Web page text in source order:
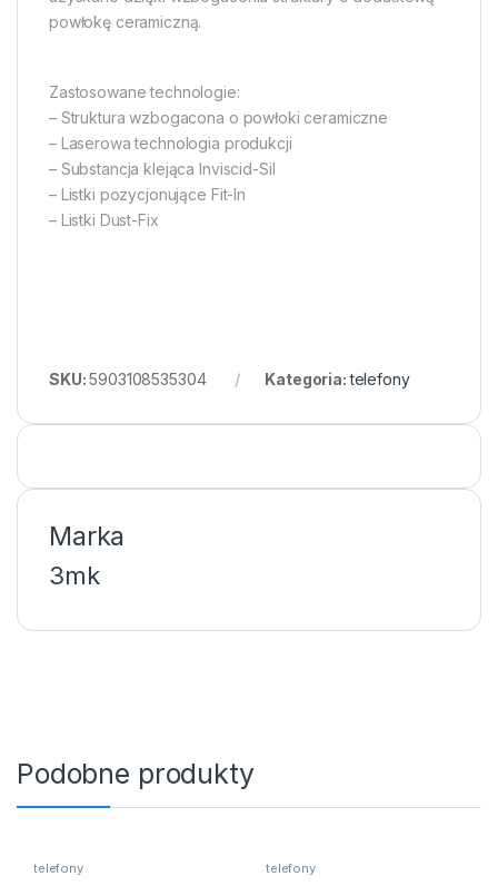
powłokę ceramiczną.
Zastosowane technologie:
– Struktura wzbogacona o powłoki ceramiczne
– Laserowa technologia produkcji
– Substancja klejąca Inviscid-Sil
– Listki pozycjonujące Fit-In
– Listki Dust-Fix
SKU:5903108535304 Kategoria:telefony
Marka
3mk
Podobne produkty
telefony telefony